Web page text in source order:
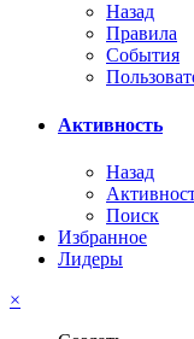
Назад
Правила
События
Активность
Назад
Поиск
Избранное
Лидеры
×